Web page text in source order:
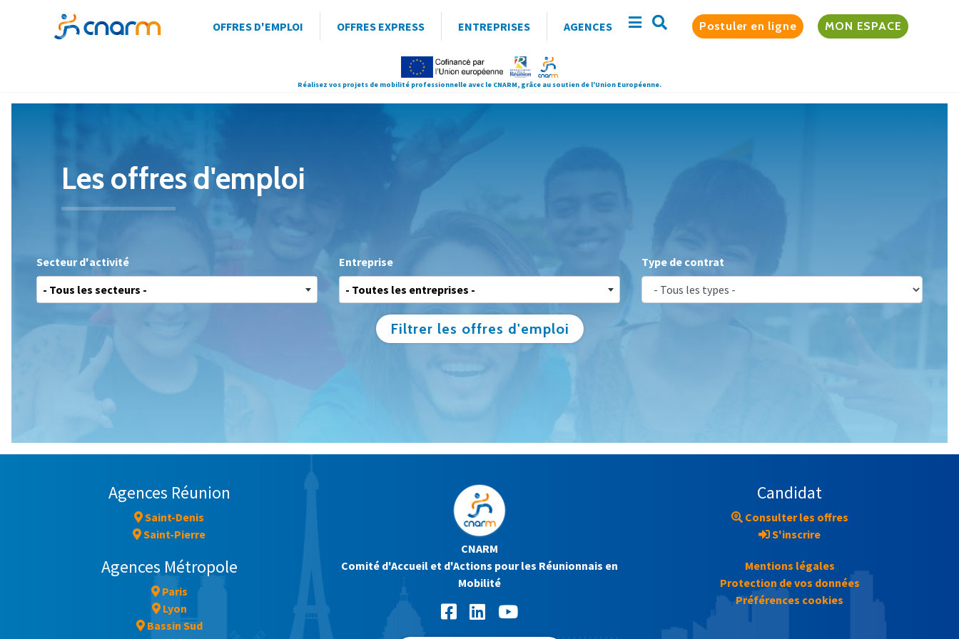
OFFRES D'EMPLOI OFFRES EXPRESS ENTREPRISES AGENCES Postuler en ligne MON ESPACE
Réalisez vos projets de mobilité professionnelle avec le CNARM, grâce au soutien de l'Union Européenne.
Les offresd'emploi
Secteur d'activité
- Tous les secteurs -
Entreprise
- Toutes les entreprises -
Type de contrat
Filtrer les offres d'emploi
Agences Réunion
Saint-Denis
Saint-Pierre
Agences Métropole
Paris
Lyon
Bassin Sud
CNARM
Comité d'Accueil et d'Actions pour les Réunionnais en
Mobilité
Candidat
Consulter les offres
S'inscrire
Mentions légales
Protection de vos données
Préférences cookies